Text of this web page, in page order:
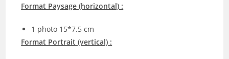
Format Paysage (horizontal) :
1 photo 15*7.5 cm
Format Portrait (vertical) :